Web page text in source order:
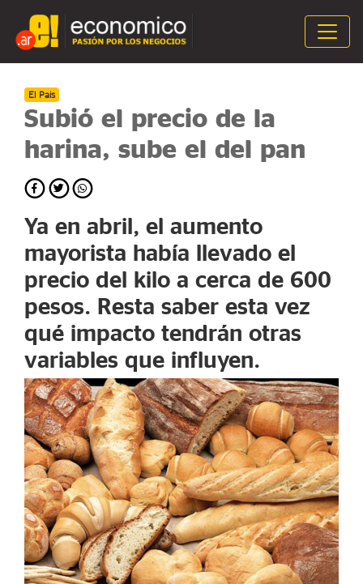
El Pais
Subió el precio de la
harina, sube el del pan
Ya en abril, el aumento
mayorista había llevado el
precio del kilo a cerca de 600
pesos. Resta saber esta vez
qué impacto tendrán otras
variables que influyen.